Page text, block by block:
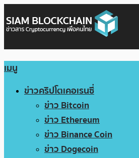
เมนู
ข่าวคริปโตเคอเรนซี่
ข่าว Bitcoin
ข่าว Ethereum
ข่าว Binance Coin
ข่าว Dogecoin